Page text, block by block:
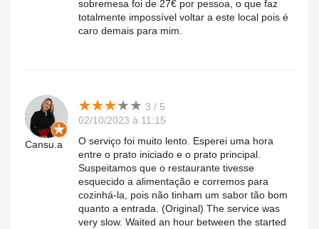
sobremesa foi de 27€ por pessoa, o que faz
totalmente impossível voltar a este local pois é
caro demais para mim.
Cansu.a
★★★★★
★★★★★ 3 / 5
02/10/2023 à 11:15
O serviço foi muito lento. Esperei uma hora
entre o prato iniciado e o prato principal.
Suspeitamos que o restaurante tivesse
esquecido a alimentação e corremos para
cozinhá-la, pois não tinham um sabor tão bom
quanto a entrada. (Original) The service was
very slow. Waited an hour between the started